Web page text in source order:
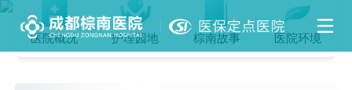
医院概况 护理园地 棕南故事 医院环境